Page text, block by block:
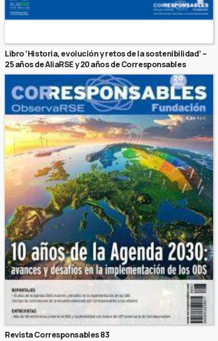
Libro ‘Historia, evolución y retos de la sostenibilidad’ –
25 años de AliaRSE y 20 años de Corresponsables
Revista Corresponsables 83